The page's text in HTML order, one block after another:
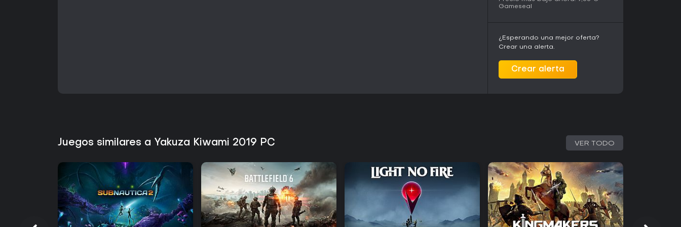
en vivo, por lo que puede completarse a cualquier ritmo. Los aficionados al
Gameseal
¿Esperando una mejor oferta?
Crear una alerta.
Crear alerta
Juegos similares a Yakuza Kiwami 2019 PC VER TODO